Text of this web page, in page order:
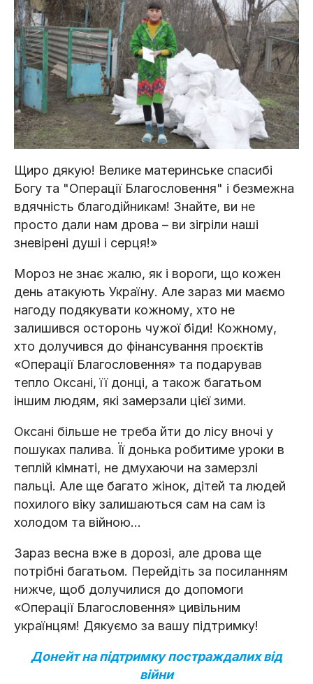
Щиро дякую! Велике материнське спасибі
Богу та "Операції Благословення" і безмежна
вдячність благодійникам! Знайте, ви не
просто дали нам дрова – ви зігріли наші
зневірені душі і серця!»
Мороз не знає жалю, як і вороги, що кожен
день атакують Україну. Але зараз ми маємо
нагоду подякувати кожному, хто не
залишився осторонь чужої біди! Кожному,
хто долучився до фінансування проєктів
«Операції Благословення» та подарував
тепло Оксані, її донці, а також багатьом
іншим людям, які замерзали цієї зими.
Оксані більше не треба йти до лісу вночі у
пошуках палива. Її донька робитиме уроки в
теплій кімнаті, не дмухаючи на замерзлі
пальці. Але ще багато жінок, дітей та людей
похилого віку залишаються сам на сам із
холодом та війною…
Зараз весна вже в дорозі, але дрова ще
потрібні багатьом. Перейдіть за посиланням
нижче, щоб долучилися до допомоги
«Операції Благословення» цивільним
українцям! Дякуємо за вашу підтримку!
Донейт на підтримку постраждалих від
війни